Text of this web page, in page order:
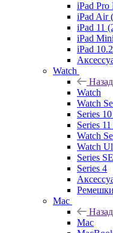
iPad Pro
iPad Air
iPad 11
iPad
iPad 10.2
Watch
Назад
Watch
Watch
Series
Series
Watch
Watch
Series
Series 4
Ремешки
Mac
Назад
Mac